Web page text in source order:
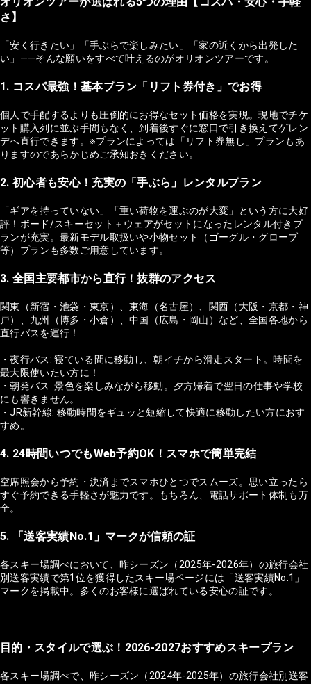
さ】
「安く行きたい」「手ぶらで楽しみたい」「家の近くから出発した
い」——そんな願いをすべて叶えるのがオリオンツアーです。
1. コスパ最強！基本プラン「リフト券付き」でお得
個人で手配するよりも圧倒的にお得なセット価格を実現。現地でチケ
ット購入列に並ぶ手間もなく、到着後すぐに窓口で引き換えてゲレン
デへ直行できます。※プランによっては「リフト券無し」プランもあ
りますのであらかじめご承知おきください。
2. 初心者も安心！充実の「手ぶら」レンタルプラン
「ギアを持っていない」「重い荷物を運ぶのが大変」という方に大好
評！ボード/スキーセット＋ウェアがセットになったレンタル付きプ
ランが充実。最新モデル取扱いや小物セット（ゴーグル・グローブ
等）プランも多数ご用意しています。
3. 全国主要都市から直行！抜群のアクセス
関東（新宿・池袋・東京）、東海（名古屋）、関西（大阪・京都・神
戸）、九州（博多・小倉）、中国（広島・岡山）など、全国各地から
直行バスを運行！
・夜行バス: 寝ている間に移動し、朝イチから滑走スタート。時間を
最大限使いたい方に！
・朝発バス: 景色を楽しみながら移動。夕方帰着で翌日の仕事や学校
にも響きません。
・JR新幹線: 移動時間をギュッと短縮して快適に移動したい方におす
すめ。
4. 24時間いつでもWeb予約OK！スマホで簡単完結
空席照会から予約・決済までスマホひとつでスムーズ。思い立ったら
すぐ予約できる手軽さが魅力です。もちろん、電話サポート体制も万
全。
5. 「送客実績No.1」マークが信頼の証
各スキー場調べにおいて、昨シーズン（2025年-2026年）の旅行会社
別送客実績で第1位を獲得したスキー場ページには「送客実績No.1」
マークを掲載中。多くのお客様に選ばれている安心の証です。
目的・スタイルで選ぶ！2026-2027おすすめスキープラン
各スキー場調べで、昨シーズン（2024年-2025年）の旅行会社別送客